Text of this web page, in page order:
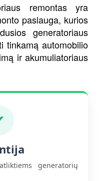
remontas yra
paslauga, kurios
generatoriaus
tinkamą automobilio
ir akumuliatoriaus
generatorių